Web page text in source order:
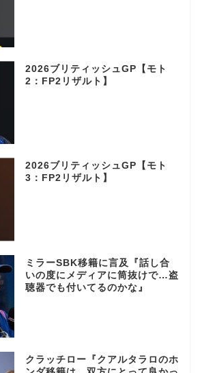
2026ブリティッシュGP【モト
2：FP2リザルト】
2026ブリティッシュGP【モト
3：FP2リザルト】
ミラーSBK移籍に言及『話し合
いの度にメディアに筒抜けで…盗
聴器でも付いてるのかな』
クラッチロー『クアルタラロのホ